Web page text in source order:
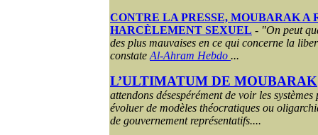
CONTRE LA PRESSE, MOUBARAK A
HARCÈLEMENT SEXUEL - "On peut
des plus mauvaises en ce qui concerne la
constate Al-Ahram Hebdo ...
L’ULTIMATUM DE MOUBARAK
attendons désespérément de voir les
évoluer de modèles théocratiques ou
de gouvernement représentatifs....